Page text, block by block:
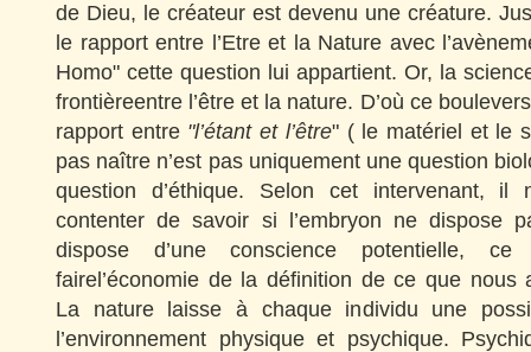
de Dieu, le créateur est devenu une créature.
le rapport entre l’Etre et la Nature avec
Homo" cette question lui appartient. Or, la
frontièreentre l’être et la nature. D’où ce
rapport entre"l’étant et l’être" ( le matériel et le
pas naître n’est pas uniquement une question
question d’éthique. Selon cet intervenant,
contenter de savoir si l’embryon ne dispose
dispose d’une conscience potentielle,
fairel’économie de la définition de ce que nous
La nature laisse à chaque individu une
l’environnement physique et psychique.